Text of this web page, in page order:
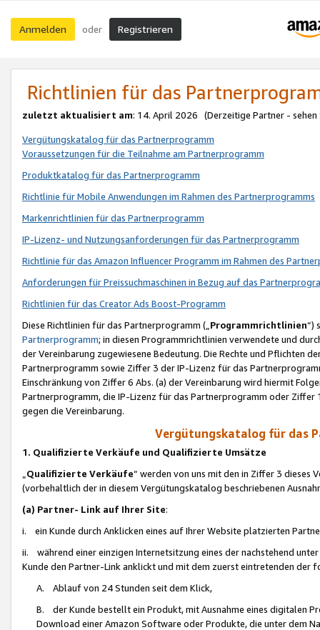
Anmelden oder Registrieren
Richtlinien für das
zuletzt aktualisiert am: 14. April 2026 (Derzeitige Partner - sehen
Vergütungskatalog für das Partnerprogramm
Voraussetzungen für die Teilnahme am Partnerprogramm
Produktkatalog für das Partnerprogramm
Richtlinie für Mobile Anwendungen im Rahmen des Partnerprogramms
Markenrichtlinien für das Partnerprogramm
IP-Lizenz- und Nutzungsanforderungen für das Partnerprogramm
Richtlinie für das Amazon Influencer Programm im Rahmen des
Anforderungen für Preissuchmaschinen in Bezug auf das
Richtlinien für das Creator Ads Boost-Programm
Diese Richtlinien für das Partnerprogramm („Programmrichtlinien“)
Partnerprogramm; in diesen Programmrichtlinien verwendete und
der Vereinbarung zugewiesene Bedeutung. Die Rechte und Pflichten
Partnerprogramm sowie Ziffer 3 der IP-Lizenz für das
Einschränkung von Ziffer 6 Abs. (a) der Vereinbarung wird hiermit
Partnerprogramm, die IP-Lizenz für das Partnerprogramm oder
gegen die Vereinbarung.
Vergütungskatalog für das
1. Qualifizierte Verkäufe und Qualifizierte Umsätze
Qualifizierte Verkäufe“ werden von uns mit den in Ziffer 3
(vorbehaltlich der in diesem Vergütungskatalog beschriebenen
(a) Partner- Link auf Ihrer Site:
i. ein Kunde durch Anklicken eines auf Ihrer Website platzierten
ii. während einer einzigen Internetsitzung eines der nachstehend
Kunde den Partner-Link anklickt und mit dem zuerst eintretenden der
A. Ablauf von 24 Stunden seit dem Klick,
B. der Kunde bestellt ein Produkt, mit Ausnahme eines digitalen
Download einer Amazon Software oder Produkte, die unter dem